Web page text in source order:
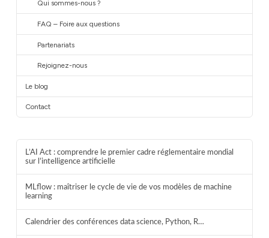
Qui sommes-nous ?
FAQ – Foire aux questions
Partenariats
Rejoignez-nous
Le blog
Contact
L’AI Act : comprendre le premier cadre réglementaire mondial
sur l’intelligence artificielle
MLflow : maîtriser le cycle de vie de vos modèles de machine
learning
Calendrier des conférences data science, Python, R…